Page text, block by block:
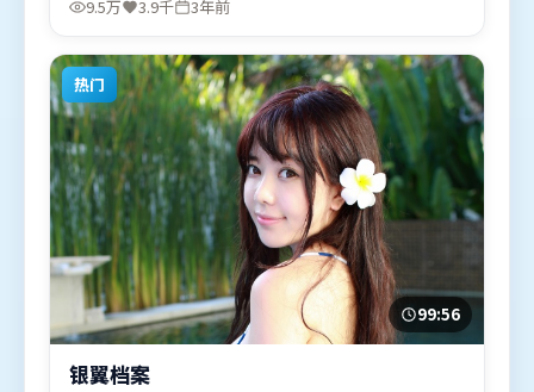
线，适合喜欢悬疑题材的观众观看。
9.5万 3.9千 3年前
热门
99:56
银翼档案